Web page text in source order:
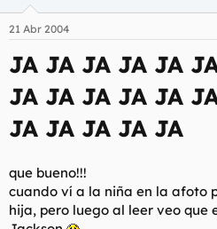
21 Abr 2004
JA JA JA JA JA
JA JA JA JA JA
JA JA JA JA JA
que bueno!!!
cuando ví a la niña en la afoto
hija, pero luego al leer veo que